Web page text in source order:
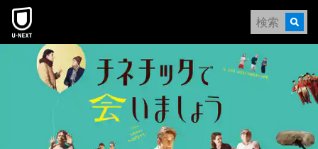
本文へスキップ